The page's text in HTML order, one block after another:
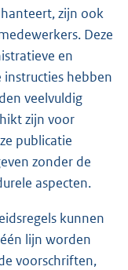
hanteert, zijn ook
Deze
en
instructies hebben
veelvuldig
zijn voor
publicatie
zonder de
aspecten.
kunnen
lijn worden
voorschriften,